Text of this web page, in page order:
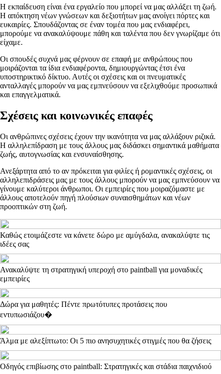
Η εκπαίδευση είναι ένα εργαλείο που μπορεί να μας αλλάξει τη ζωή.
Η απόκτηση νέων γνώσεων και δεξιοτήτων μας ανοίγει πόρτες και
ευκαιρίες. Σπουδάζοντας σε έναν τομέα που μας ενδιαφέρει,
μπορούμε να ανακαλύψουμε πάθη και ταλέντα που δεν γνωρίζαμε ότι
είχαμε.
Οι σπουδές συχνά μας φέρνουν σε επαφή με ανθρώπους που
μοιράζονται τα ίδια ενδιαφέροντα, δημιουργώντας έτσι ένα
υποστηρικτικό δίκτυο. Αυτές οι σχέσεις και οι πνευματικές
ανταλλαγές μπορούν να μας εμπνεύσουν να εξελιχθούμε προσωπικά
και επαγγελματικά.
Σχέσεις και κοινωνικές επαφές
Οι ανθρώπινες σχέσεις έχουν την ικανότητα να μας αλλάξουν ριζικά.
Η αλληλεπίδραση με τους άλλους μας διδάσκει σημαντικά μαθήματα
ζωής, αυτογνωσίας και ενσυναίσθησης.
Ανεξάρτητα από το αν πρόκειται για φιλίες ή ρομαντικές σχέσεις, οι
αλληλεπιδράσεις μας με τους άλλους μπορούν να μας εμπνεύσουν να
γίνουμε καλύτεροι άνθρωποι. Οι εμπειρίες που μοιραζόμαστε με
άλλους αποτελούν πηγή πλούσιων συναισθημάτων και νέων
προοπτικών στη ζωή.
Καθώς ετοιμάζεστε να κάνετε δώρο με αμύγδαλα, ανακαλύψτε τις
ιδέες σας
Ανακαλύψτε τη στρατηγική υπεροχή στο paintball για μοναδικές
εμπειρίες
Δώρα για μαθητές: Πέντε πρωτότυπες προτάσεις που
εντυπωσιάζου�
Άλμα με αλεξίπτωτο: Οι 5 πιο ανησυχητικές στιγμές που θα ζήσεις
Οδηγός επιβίωσης στο paintball: Στρατηγικές και στάδια παιχνιδιού